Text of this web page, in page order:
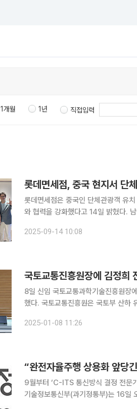
1개월 1년 직접입력
롯데면세점, 중국 현지서 단
롯데면세점은 중국인 단체관광객 유
와 협력을 강화했다고 14일 밝혔다. 남궁표 롯데면세점 마케팅부문장을 비롯한 주요 관계자들은 10
정책 시행과 중국 최대 명절인 국경절
2025-09-14 10:08
국토교통진흥원장에 김정희
8일 신임 국토교통과학기술진흥원장
했다. 국토교통진흥원은 국토부 산하
행하고 있다. 김정희 신임 원
2025-01-08 11:26
“완전자율주행 상용화 앞당
9월부터 ‘C-ITS 통신방식 결정 전문
기술정보통신부(과기정통부)는 16일